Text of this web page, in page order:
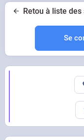
Retou à liste des
Se